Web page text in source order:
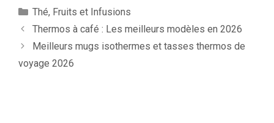
Thé, Fruits et Infusions
Thermos à café : Les meilleurs modèles en 2026
Meilleurs mugs isothermes et tasses thermos de
voyage 2026